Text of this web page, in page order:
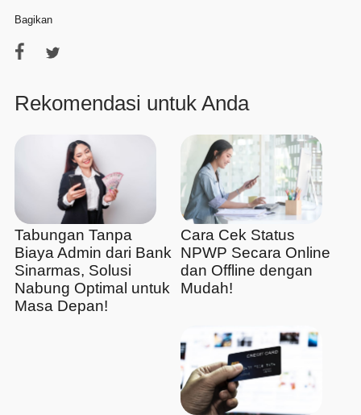
Bagikan
Rekomendasi untuk Anda
Tabungan Tanpa
Biaya Admin dari Bank
Sinarmas, Solusi
Nabung Optimal untuk
Masa Depan!
Cara Cek Status
NPWP Secara Online
dan Offline dengan
Mudah!